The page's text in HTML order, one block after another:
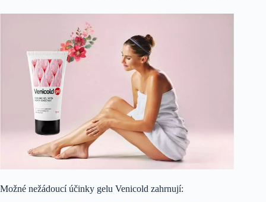
Možné nežádoucí účinky gelu Venicold zahrnují: